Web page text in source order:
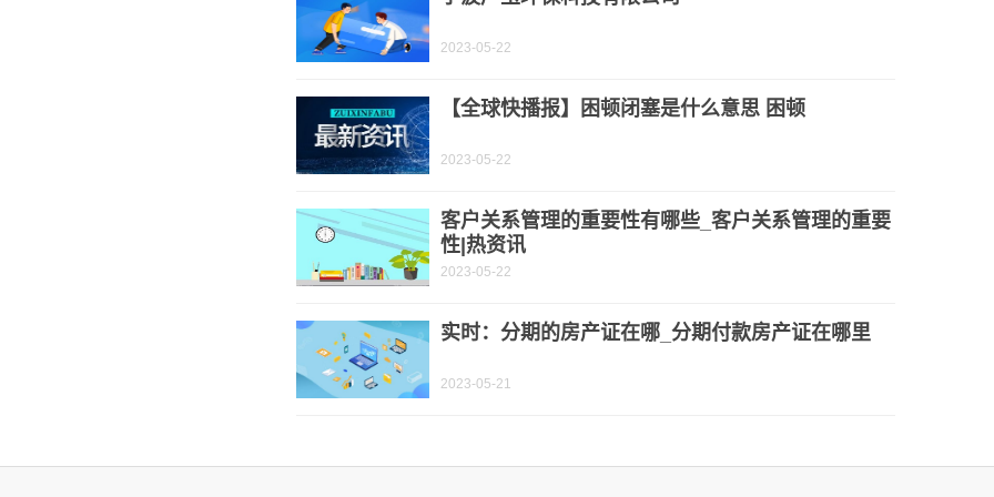
2023-05-22
【全球快播报】困顿闭塞是什么意思 困顿
2023-05-22
客户关系管理的重要性有哪些_客户关系管理的重要
性|热资讯
2023-05-22
实时：分期的房产证在哪_分期付款房产证在哪里
2023-05-21